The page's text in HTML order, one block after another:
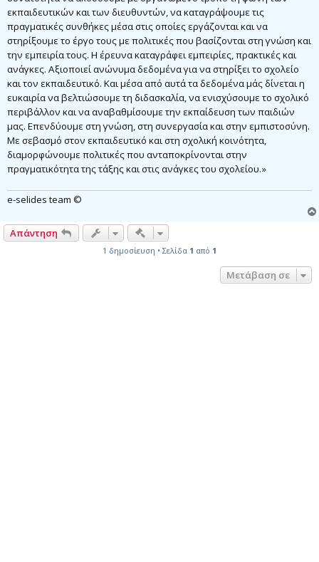
εκπαιδευτικών και των διευθυντών, να καταγράψουμε τις
πραγματικές συνθήκες μέσα στις οποίες εργάζονται και να
στηρίξουμε το έργο τους με πολιτικές που βασίζονται στη γνώση και
την εμπειρία τους. Η έρευνα καταγράφει εμπειρίες, πρακτικές και
ανάγκες. Αξιοποιεί ανώνυμα δεδομένα για να στηρίξει το σχολείο
και τον εκπαιδευτικό. Και μέσα από αυτά τα δεδομένα μάς δίνεται η
ευκαιρία να βελτιώσουμε τη διδασκαλία, να ενισχύσουμε το σχολικό
περιβάλλον και να αναβαθμίσουμε την εκπαίδευση των παιδιών
μας. Επενδύουμε στη γνώση, στη συνεργασία και στην εμπιστοσύνη.
Με σεβασμό στον εκπαιδευτικό και στη σχολική κοινότητα,
διαμορφώνουμε πολιτικές που ανταποκρίνονται στην
πραγματικότητα της τάξης και στις ανάγκες του σχολείου.»
e-selides team ©
Απάντηση Γρήγορα εργαλεία συντονισμού
1 δημοσίευση • Σελίδα 1 από 1
Μετάβαση σε